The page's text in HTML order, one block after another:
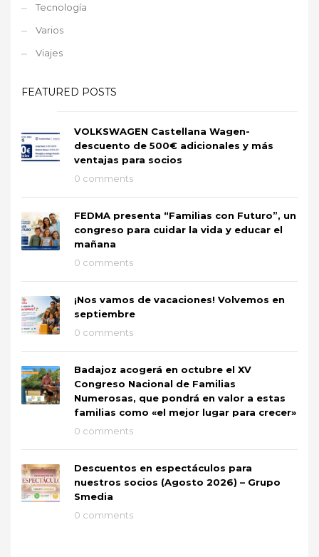
Tecnología
Varios
Viajes
FEATURED POSTS
VOLKSWAGEN Castellana Wagen-
descuento de 500€ adicionales y más
ventajas para socios
0 comments
FEDMA presenta “Familias con Futuro”, un
congreso para cuidar la vida y educar el
mañana
0 comments
¡Nos vamos de vacaciones! Volvemos en
septiembre
0 comments
Badajoz acogerá en octubre el XV
Congreso Nacional de Familias
Numerosas, que pondrá en valor a estas
familias como «el mejor lugar para crecer»
0 comments
Descuentos en espectáculos para
nuestros socios (Agosto 2026) – Grupo
Smedia
0 comments